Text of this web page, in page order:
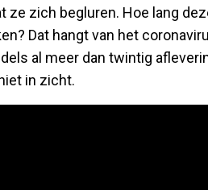
ze zich begluren. Hoe lang
Dat hangt van het
al meer dan twintig
in zicht.